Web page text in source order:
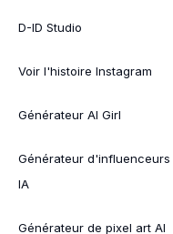
D-ID Studio
Voir l'histoire Instagram
Générateur AI Girl
Générateur d'influenceurs
IA
Générateur de pixel art AI